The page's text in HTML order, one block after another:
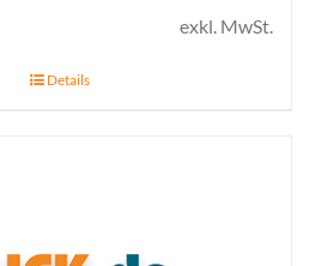
exkl. MwSt.
Details